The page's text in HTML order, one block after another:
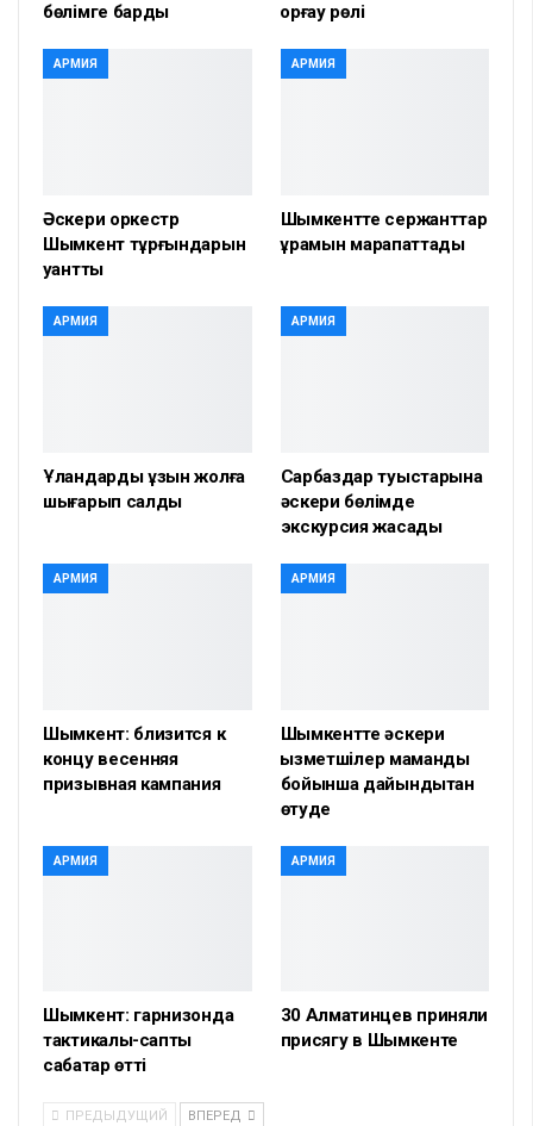
бөлімге барды
қорғау рөлі
АРМИЯ
Әскери оркестр
Шымкент тұрғындарын
қуантты
АРМИЯ
Шымкентте сержанттар
құрамын марапаттады
АРМИЯ
Ұландарды ұзын жолға
шығарып салды
АРМИЯ
Сарбаздар туыстарына
әскери бөлімде
экскурсия жасады
АРМИЯ
Шымкент: близится к
концу весенняя
призывная кампания
АРМИЯ
Шымкентте әскери
қызметшілер мамандық
бойынша дайындықтан
өтуде
АРМИЯ
Шымкент: гарнизонда
тактикалық-саптық
сабақтар өтті
АРМИЯ
30 Алматинцев приняли
присягу в Шымкенте
ПРЕДЫДУЩИЙ ВПЕРЕД